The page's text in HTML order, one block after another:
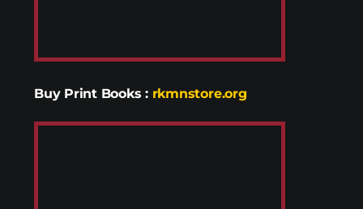
Buy Print Books : rkmnstore.org